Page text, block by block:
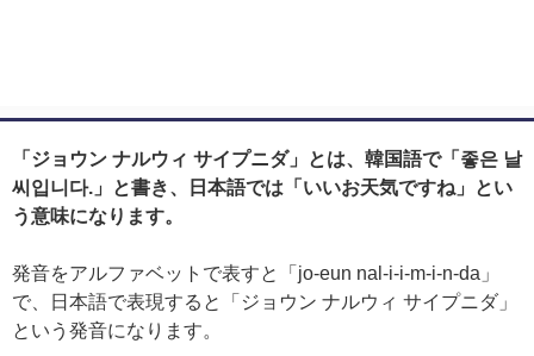
「ジョウン ナルウィ サイプニダ」とは、韓国語で「좋은 날
씨입니다.」と書き、日本語では「いいお天気ですね」とい
う意味になります。
発音をアルファベットで表すと「jo-eun nal-i-i-m-i-n-da」
で、日本語で表現すると「ジョウン ナルウィ サイプニダ」
という発音になります。